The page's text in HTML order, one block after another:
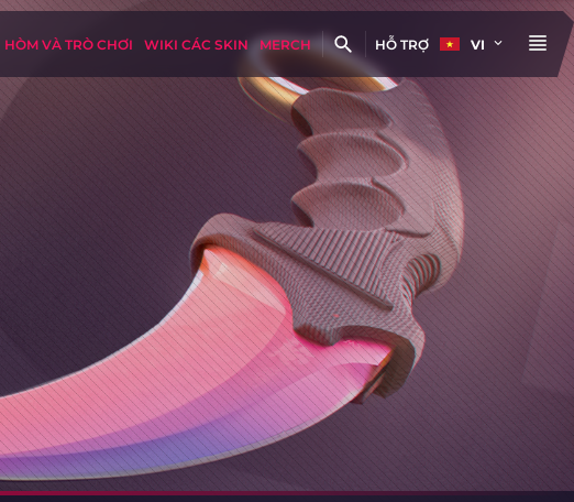
HÒM VÀ TRÒ CHƠI WIKI CÁC SKIN MERCH HỖ TRỢ VI